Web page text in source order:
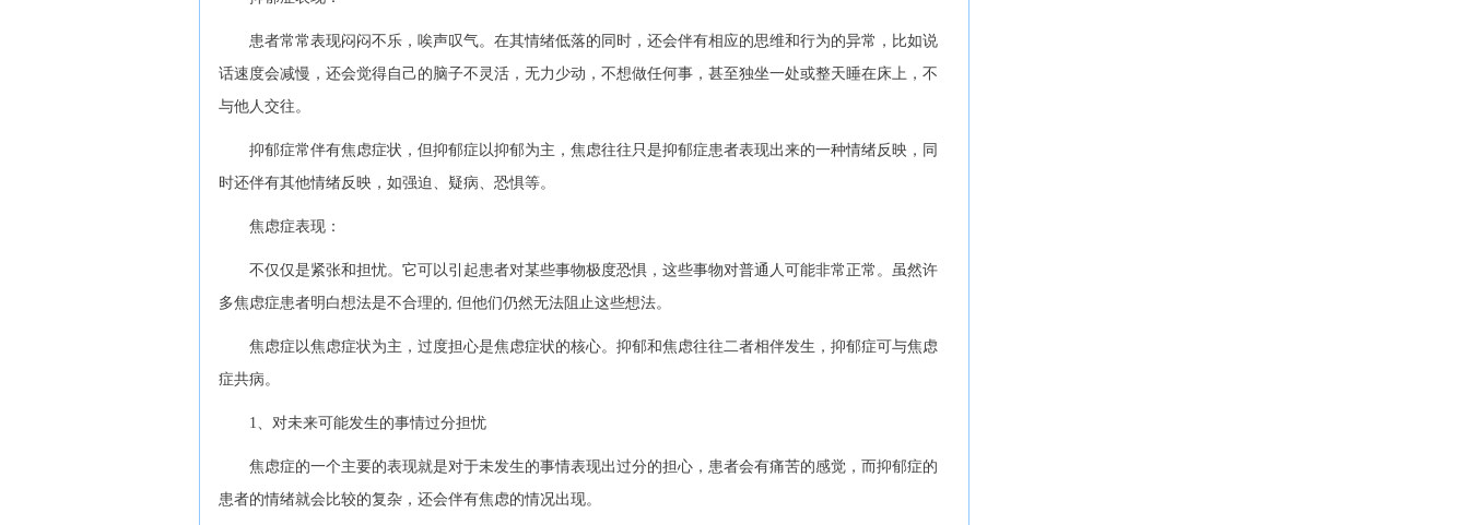
患者常常表现闷闷不乐，唉声叹气。在其情绪低落的同时，还会伴有相应的思维和行为的异常，比如说
话速度会减慢，还会觉得自己的脑子不灵活，无力少动，不想做任何事，甚至独坐一处或整天睡在床上，不
与他人交往。
抑郁症常伴有焦虑症状，但抑郁症以抑郁为主，焦虑往往只是抑郁症患者表现出来的一种情绪反映，同
时还伴有其他情绪反映，如强迫、疑病、恐惧等。
焦虑症表现：
不仅仅是紧张和担忧。它可以引起患者对某些事物极度恐惧，这些事物对普通人可能非常正常。虽然许
多焦虑症患者明白想法是不合理的, 但他们仍然无法阻止这些想法。
焦虑症以焦虑症状为主，过度担心是焦虑症状的核心。抑郁和焦虑往往二者相伴发生，抑郁症可与焦虑
症共病。
1、对未来可能发生的事情过分担忧
焦虑症的一个主要的表现就是对于未发生的事情表现出过分的担心，患者会有痛苦的感觉，而抑郁症的
患者的情绪就会比较的复杂，还会伴有焦虑的情况出现。